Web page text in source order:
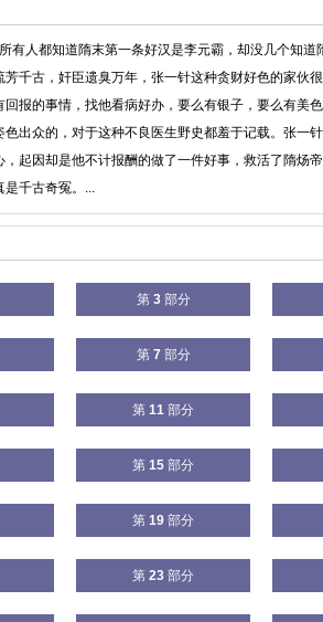
有人都知道隋末第一条好汉是李元霸，却没几个知道
千古，奸臣遗臭万年，张一针这种贪财好色的家伙
报的事情，找他看病好办，要么有银子，要么有美
出众的，对于这种不良医生野史都羞于记载。张一
起因却是他不计报酬的做了一件好事，救活了隋炀
是千古奇冤。...
第 3部分
第 7 部分
第 11 部分
第 15 部分
第 19 部分
第 23 部分